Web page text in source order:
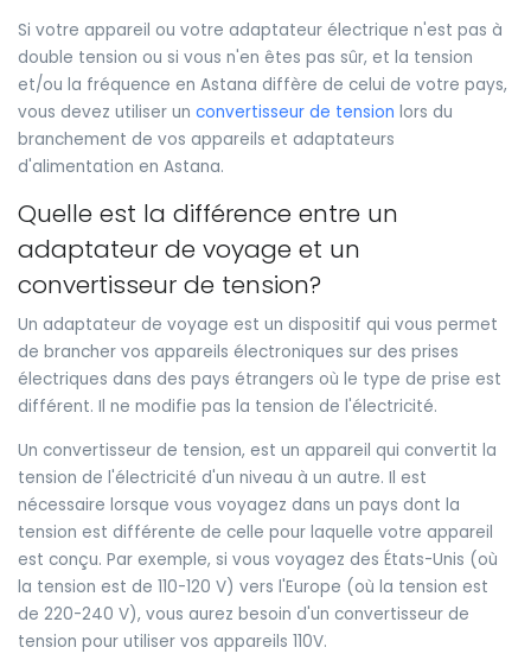
Si votre appareil ou votre adaptateur électrique n'est pas à
double tension ou si vous n'en êtes pas sûr, et la tension
et/ou la fréquence en Astana diffère de celui de votre pays,
vous devez utiliser un convertisseur de tension lors du
branchement de vos appareils et adaptateurs
d'alimentation en Astana.
Quelle est la différence entre un
adaptateur de voyage et un
convertisseur de tension?
Un adaptateur de voyage est un dispositif qui vous permet
de brancher vos appareils électroniques sur des prises
électriques dans des pays étrangers où le type de prise est
différent. Il ne modifie pas la tension de l'électricité.
Un convertisseur de tension, est un appareil qui convertit la
tension de l'électricité d'un niveau à un autre. Il est
nécessaire lorsque vous voyagez dans un pays dont la
tension est différente de celle pour laquelle votre appareil
est conçu. Par exemple, si vous voyagez des États-Unis (où
la tension est de 110-120 V) vers l'Europe (où la tension est
de 220-240 V), vous aurez besoin d'un convertisseur de
tension pour utiliser vos appareils 110V.